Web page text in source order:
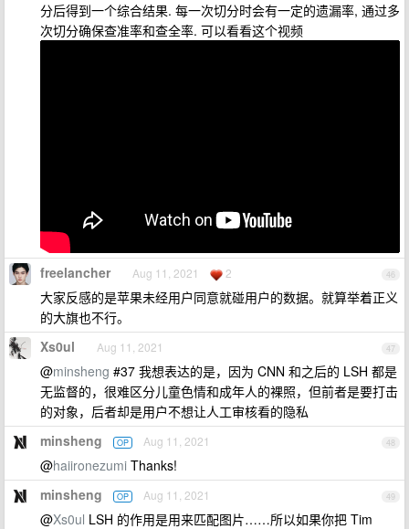
分后得到一个综合结果. 每一次切分时会有一定的遗漏率, 通过多
次切分确保查准率和查全率. 可以看看这个视频
46
freelancher Aug 11, 2021 2
大家反感的是苹果未经用户同意就碰用户的数据。就算举着正义
的大旗也不行。
47
Xs0ul Aug 11, 2021
@minsheng #37 我想表达的是，因为 CNN 和之后的 LSH 都是
无监督的，很难区分儿童色情和成年人的裸照，但前者是要打击
的对象，后者却是用户不想让人工审核看的隐私
48
minsheng OP Aug 11, 2021
@haiironezumi Thanks!
49
minsheng OP Aug 11, 2021
@Xs0ul LSH 的作用是用来匹配图片……所以如果你把 Tim